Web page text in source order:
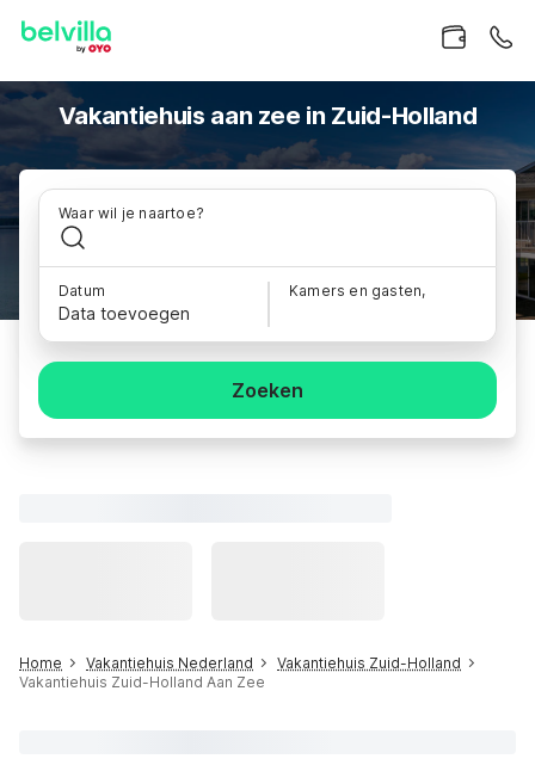
Vakantiehuis aan zee in Zuid-Holland
Waar wil je naartoe?
Datum
Data toevoegen
Kamers en gasten,
Zoeken
Home Vakantiehuis Nederland
Vakantiehuis Zuid-Holland
Vakantiehuis Zuid-Holland Aan Zee